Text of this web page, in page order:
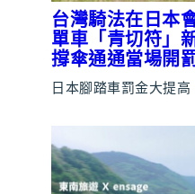
台灣騎法在日本
單車「青切符」
撐傘通通當場開
日本腳踏車罰金大提